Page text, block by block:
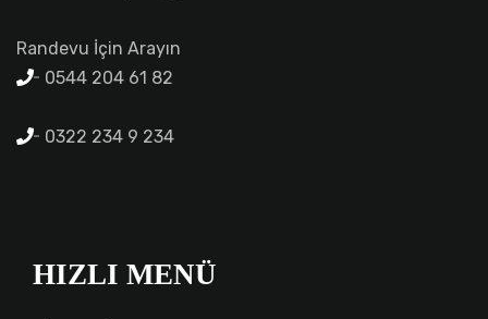
Randevu İçin Arayın
0544 204 61 82
0322 234 9 234
HIZLI MENÜ